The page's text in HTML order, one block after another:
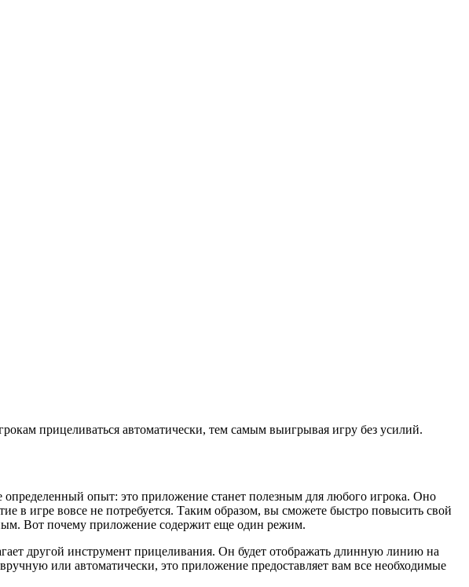
прицеливаться автоматически, тем самым выигрывая игру без усилий.
опыт: это приложение станет полезным для любого игрока. Оно
в игре вовсе не потребуется. Таким образом, вы сможете быстро повысить свой
Вот почему приложение содержит еще один режим.
другой инструмент прицеливания. Он будет отображать длинную линию на
или автоматически, это приложение предоставляет вам все необходимые